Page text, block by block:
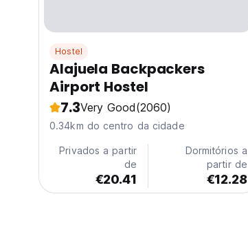
Hostel
Alajuela Backpackers
Airport Hostel
7.3Very Good(2060)
0.34km do centro da cidade
Privados a partir
de
€20.41
Dormitórios a
partir de
€12.28